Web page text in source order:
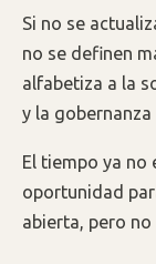
Si no se
no se definen
alfabetiza a la
y la
El tiempo ya no
oportunidad
abierta, pero